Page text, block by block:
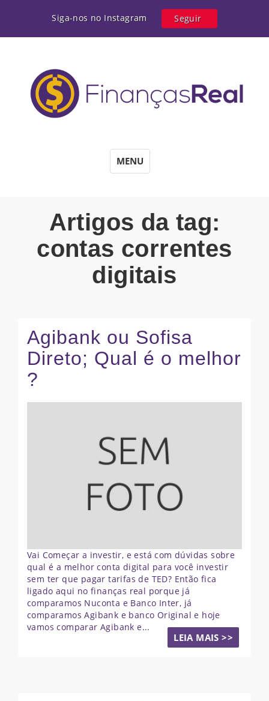
Siga-nos no Instagram Seguir
MENU
Artigos da tag:
contas correntes
digitais
Agibank ou Sofisa
Direto; Qual é o melhor
?
Vai Começar a investir, e está com dúvidas sobre
qual é a melhor conta digital para você investir
sem ter que pagar tarifas de TED? Então fica
ligado aqui no finanças real porque já
comparamos Nuconta e Banco Inter, já
comparamos Agibank e banco Original e hoje
vamos comparar Agibank e...
LEIA MAIS >>